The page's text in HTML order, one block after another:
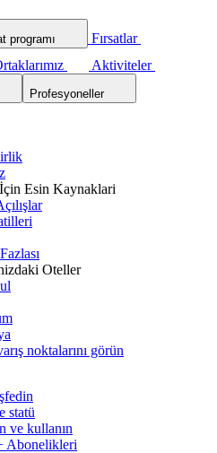
programı
Fırsatlar
Aktiviteler
Profesyoneller
Esin Kaynaklari
Oteller
noktalarını görün
statü
ve kullanın
Abonelikleri